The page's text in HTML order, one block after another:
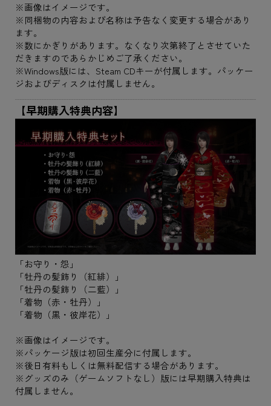
※画像はイメージです。
※同梱物の内容および名称は予告なく変更する場合があり
ます。
※数にかぎりがあります。なくなり次第終了とさせていた
だきますのであらかじめご了承ください。
※Windows版には、Steam CDキーが付属します。パッケー
ジおよびディスクは付属しません。
【早期購入特典内容】
「お守り・怨」
「牡丹の髪飾り（紅緋）」
「牡丹の髪飾り（二藍）」
「着物（赤・牡丹）」
「着物（黒・彼岸花）」
※画像はイメージです。
※パッケージ版は初回生産分に付属します。
※後日有料もしくは無料配信する場合があります。
※グッズのみ（ゲームソフトなし）版には早期購入特典は
付属しません。